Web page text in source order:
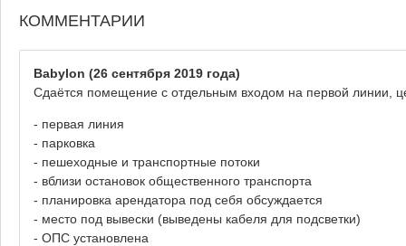
КОММЕНТАРИИ
Babylon (26 сентября 2019 года)
Сдаётся помещение с отдельным входом на первой линии,
- первая линия
- парковка
- пешеходные и транспортные потоки
- вблизи остановок общественного транспорта
- планировка арендатора под себя обсуждается
- место под вывески (выведены кабеля для подсветки)
- ОПС установлена